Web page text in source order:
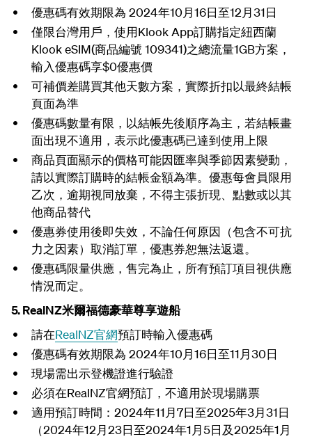
優惠碼有效期限為 2024年10月16日至12月31日
僅限台灣用戶，使用Klook App訂購指定紐西蘭
Klook eSIM(商品編號 109341)之總流量1GB方案，
輸入優惠碼享$0優惠價
可補價差購買其他天數方案，實際折扣以最終結帳
頁面為準
優惠碼數量有限，以結帳先後順序為主，若結帳畫
面出現不適用，表示此優惠碼已達到使用上限
商品頁面顯示的價格可能因匯率與季節因素變動，
請以實際訂購時的結帳金額為準。優惠每會員限用
乙次，逾期視同放棄，不得主張折現、點數或以其
他商品替代
優惠券使用後即失效，不論任何原因（包含不可抗
力之因素）取消訂單，優惠券恕無法返還。
優惠碼限量供應，售完為止， 所有預訂項目視供應
情況而定。
5.RealNZ米爾福德豪華尊享遊船
請在RealNZ官網預訂時輸入優惠碼
優惠碼有效期限為 2024年10月16日至11月30日
現場需出示登機證進行驗證
必須在RealNZ官網預訂，不適用於現場購票
適用預訂時間：2024年11月7日至2025年3月31日
（2024年12月23日至2024年1月5日及2025年1月